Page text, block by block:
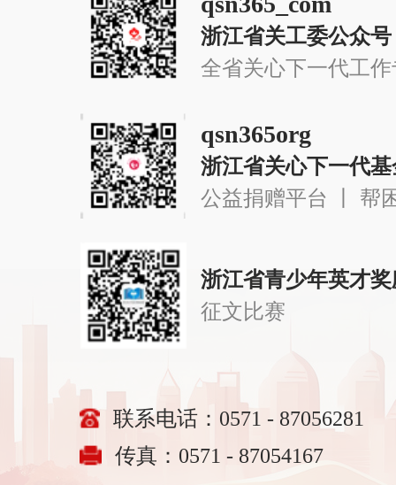
浙江省关工委公众号
全省关心下一代工
qsn365org
浙江省关心下一代
公益捐赠平台 丨 帮
浙江省青少年英才
征文比赛
联系电话：0571 - 87056281
传真：0571 - 87054167